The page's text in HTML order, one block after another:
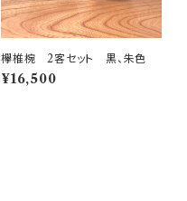
欅椎椀 2客セット 黒、朱色
¥16,500